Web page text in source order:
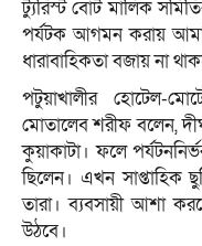
ট্যুরিস্ট বোট মালিক
পর্যটক আগমন করায়
ধারাবাহিকতা বজায় না
পটুয়াখালীর হোটেল-
মোতালেব শরীফ বলেন,
কুয়াকাটা। ফলে
ছিলেন। এখন
তারা। ব্যবসায়ী আশা
উঠবে।